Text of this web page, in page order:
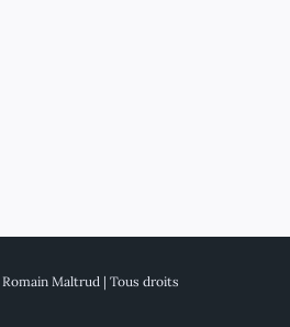
Maltrud | Tous droits